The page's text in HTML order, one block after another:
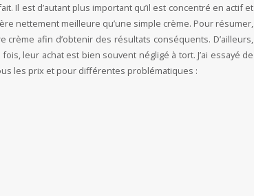
Il est d’autant plus important qu’il est concentré en actif et
nettement meilleure qu’une simple crème. Pour résumer,
afin d’obtenir des résultats conséquents. D’ailleurs,
leur achat est bien souvent négligé à tort. J’ai essayé de
les prix et pour différentes problématiques :